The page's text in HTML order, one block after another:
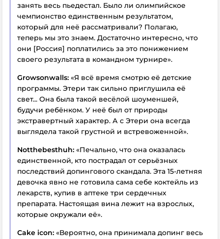
занять весь пьедестал. Было ли олимпийское
чемпионство единственным результатом,
который для неё рассматривали? Полагаю,
теперь мы это знаем. Достаточно интересно, что
они [Россия] поплатились за это понижением
своего результата в командном турнире».
Growsonwalls: «Я всё время смотрю её детские
программы. Этери так сильно приглушила её
свет... Она была такой весёлой шоуменшей,
будучи ребёнком. У неё был от природы
экстравертный характер. А с Этери она всегда
выглядела такой грустной и встревоженной».
Notthebesthuh: «Печально, что она оказалась
единственной, кто пострадал от серьёзных
последствий допингового скандала. Эта 15-летняя
девочка явно не готовила сама себе коктейль из
лекарств, купив в аптеке три сердечных
препарата. Настоящая вина лежит на взрослых,
которые окружали её».
Cake icon: «Вероятно, она принимала допинг весь